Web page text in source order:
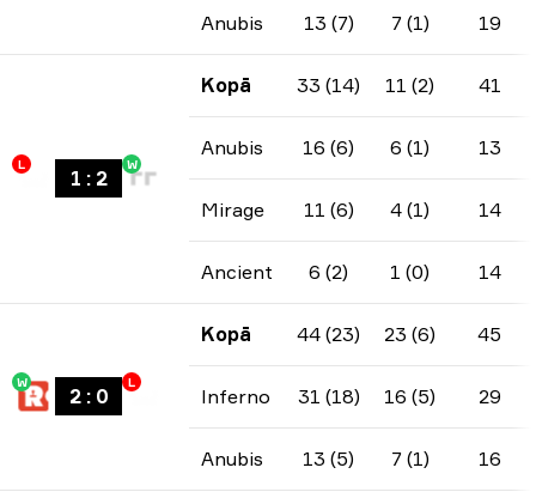
Anubis 13 (7) 7 (1) 19
L
1 : 2
W
Kopā 33 (14) 11 (2) 41
Anubis 16 (6) 6 (1) 13
Mirage 11 (6) 4 (1) 14
Ancient 6 (2) 1 (0) 14
W
2: 0
L
Kopā 44 (23) 23 (6) 45
Inferno 31 (18) 16 (5) 29
Anubis 13 (5) 7 (1) 16